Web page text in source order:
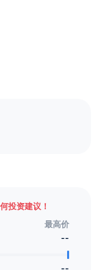
投资建议！
最高价
--